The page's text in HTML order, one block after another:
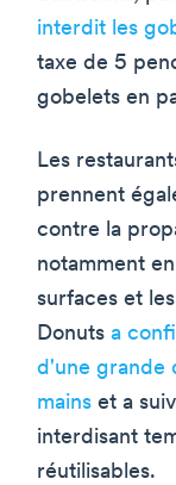
interdit les
taxe de 5
gobelets en
Les
prennent
contre la
notamment
surfaces et
Donuts a
d'une grande
mains et a
interdisant
réutilisables.